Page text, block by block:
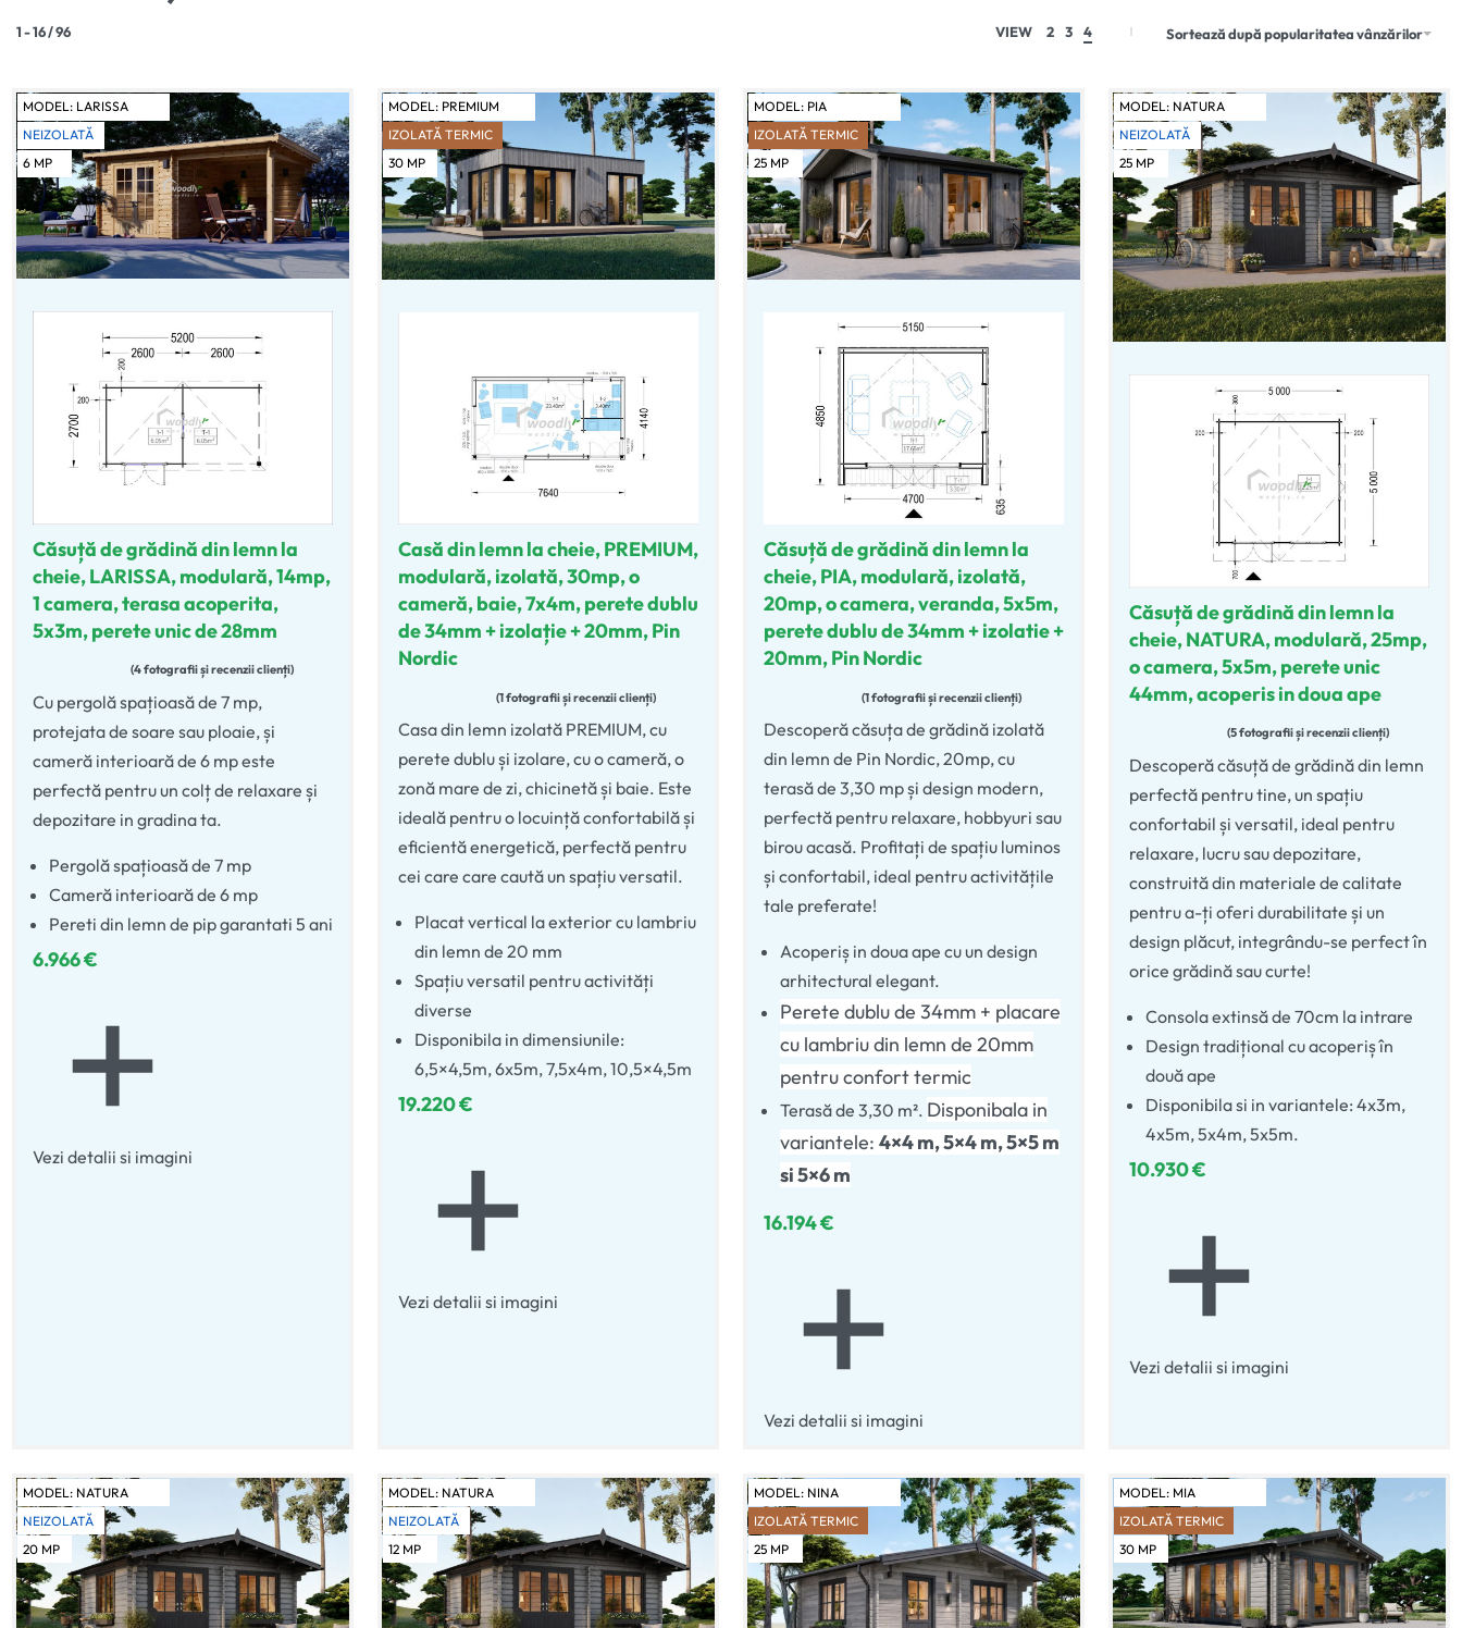
1-16/96 VIEW 2 3 4 Sortează după popularitatea vânzărilor
MODEL: LARISSA
NEIZOLATĂ
6 MP
Căsuță de grădină din lemn la
cheie, LARISSA, modulară, 14mp,
1 camera, terasa acoperita,
5x3m, perete unic de 28mm
Evaluat la5.00din 5
4 fotografii și recenzii clienți
Cu pergolă spațioasă de 7 mp,
protejata de soare sau ploaie, și
cameră interioară de 6 mp este
perfectă pentru un colț de relaxare și
depozitare in gradina ta.
Pergolă spațioasă de 7 mp
Cameră interioară de 6 mp
Pereti din lemn de pip garantati 5 ani
6.966€
Vezi detalii si imagini
MODEL: PREMIUM
IZOLATĂ TERMIC
30 MP
Casă din lemn la cheie, PREMIUM,
modulară, izolată, 30mp, o
cameră, baie, 7x4m, perete dublu
de 34mm + izolație + 20mm, Pin
Nordic
Evaluat la5.00din 5
1 fotografii și recenzii clienți
Casa din lemn izolată PREMIUM, cu
perete dublu și izolare, cu o cameră, o
zonă mare de zi, chicinetă și baie. Este
ideală pentru o locuință confortabilă și
eficientă energetică, perfectă pentru
cei care care caută un spațiu versatil.
Placat vertical la exterior cu lambriu
din lemn de 20 mm
Spațiu versatil pentru activități
diverse
Disponibila in dimensiunile:
6,5×4,5m, 6x5m, 7,5x4m, 10,5×4,5m
19.220€
Vezi detalii si imagini
MODEL: PIA
IZOLATĂ TERMIC
25 MP
Căsuță de grădină din lemn la
cheie, PIA, modulară, izolată,
20mp, o camera, veranda, 5x5m,
perete dublu de 34mm + izolatie +
20mm, Pin Nordic
Evaluat la5.00din 5
1 fotografii și recenzii clienți
Descoperă căsuța de grădină izolată
din lemn de Pin Nordic, 20mp, cu
terasă de 3,30 mp și design modern,
perfectă pentru relaxare, hobbyuri sau
birou acasă. Profitați de spațiu luminos
și confortabil, ideal pentru activitățile
tale preferate!
Acoperiș in doua ape cu un design
arhitectural elegant.
Perete dublu de 34mm + placare
cu lambriu din lemn de 20mm
pentru confort termic
Terasă de 3,30 m². Disponibala in
variantele: 4×4 m, 5×4 m, 5×5 m
si 5×6 m
16.194€
Vezi detalii si imagini
MODEL: NATURA
NEIZOLATĂ
25 MP
Căsuță de grădină din lemn la
cheie, NATURA, modulară, 25mp,
o camera, 5x5m, perete unic
44mm, acoperis in doua ape
Evaluat la5.00din 5
5 fotografii și recenzii clienți
Descoperă căsuță de grădină din lemn
perfectă pentru tine, un spațiu
confortabil și versatil, ideal pentru
relaxare, lucru sau depozitare,
construită din materiale de calitate
pentru a-ți oferi durabilitate și un
design plăcut, integrându-se perfect în
orice grădină sau curte!
Consola extinsă de 70cm la intrare
Design tradițional cu acoperiș în
două ape
Disponibila si in variantele: 4x3m,
4x5m, 5x4m, 5x5m.
10.930€
Vezi detalii si imagini
MODEL: NATURA
NEIZOLATĂ
20 MP
MODEL: NATURA
NEIZOLATĂ
12 MP
MODEL: NINA
IZOLATĂ TERMIC
25 MP
MODEL: MIA
IZOLATĂ TERMIC
30 MP